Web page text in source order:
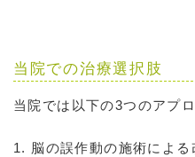
当院での治療選択肢
当院では以下の3つのアプ
1. 脳の誤作動の施術による